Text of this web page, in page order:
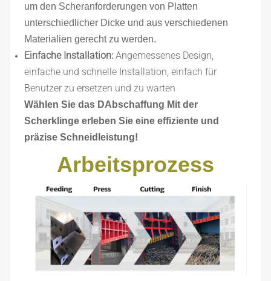
um den Scheranforderungen von Platten
unterschiedlicher Dicke und aus verschiedenen
Materialien gerecht zu werden.
Einfache Installation: Angemessenes Design,
einfache und schnelle Installation, einfach für
Benutzer zu ersetzen und zu warten
Wählen Sie das DAbschaffung Mit der
Scherklinge erleben Sie eine effiziente und
präzise Schneidleistung!
Arbeitsprozess